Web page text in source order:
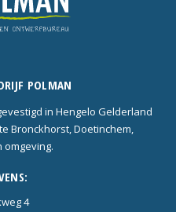
POLMAN
in Hengelo Gelderland
Bronckhorst, Doetinchem,
omgeving.
4